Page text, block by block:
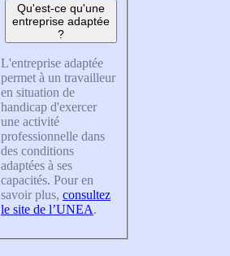
Qu'est-ce qu'une
entreprise adaptée
?
L'entreprise adaptée
permet à un travailleur
en situation de
handicap d'exercer
une activité
professionnelle dans
des conditions
adaptées à ses
capacités. Pour en
savoir plus, consultez
le site de l’UNEA.